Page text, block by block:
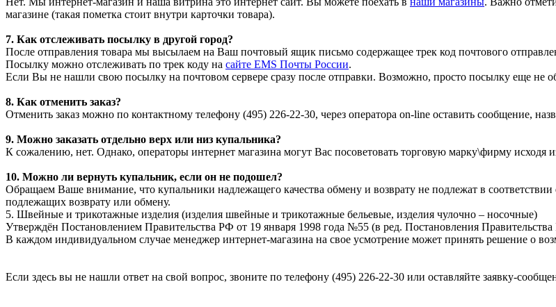
магазине (такая пометка стоит внутри карточки товара).
7. Как отслеживать посылку в другой город?
После отправления товара мы высылаем на Ваш почтовый ящик письмо содержащее трек код почтового
Посылку можно отслеживать по трек коду на сайте EMS Почты России.
Если Вы не нашли свою посылку на почтовом сервере сразу после отправки. Возможно, просто посылку еще не
8. Как отменить заказ?
Отменить заказ можно по контактному телефону (495) 226-22-30, через оператора on-line оставить сообщение,
9. Можно заказать отдельно верх или низ купальника?
К сожалению, нет. Однако, операторы интернет магазина могут Вас посоветовать торговую марку\фирму исходя
10. Можно ли вернуть купальник, если он не подошел?
Обращаем Ваше внимание, что купальники надлежащего качества обмену и возврату не подлежат в
подлежащих возврату или обмену.
5. Швейные и трикотажные изделия (изделия швейные и трикотажные бельевые, изделия чулочно – носочные)
Утверждён Постановлением Правительства РФ от 19 января 1998 года №55 (в ред. Постановления
В каждом индивидуальном случае менеджер интернет-магазина на свое усмотрение может принять решение о
Если здесь вы не нашли ответ на свой вопрос, звоните по телефону (495) 226-22-30 или оставляйте заявку-